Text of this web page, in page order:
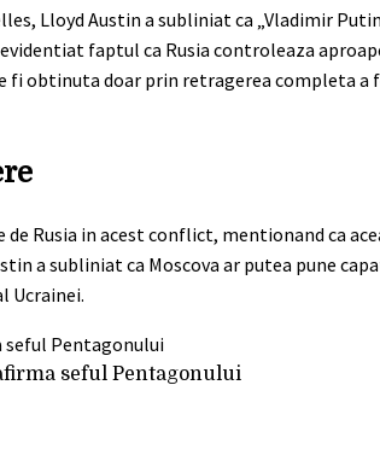
Lloyd Austin a subliniat ca „Vladimir
faptul ca Rusia controleaza
fi obtinuta doar prin retragerea
Rusia in acest conflict, mentionand ca
a subliniat ca Moscova ar putea pune
Ucrainei.
seful Pentagonului